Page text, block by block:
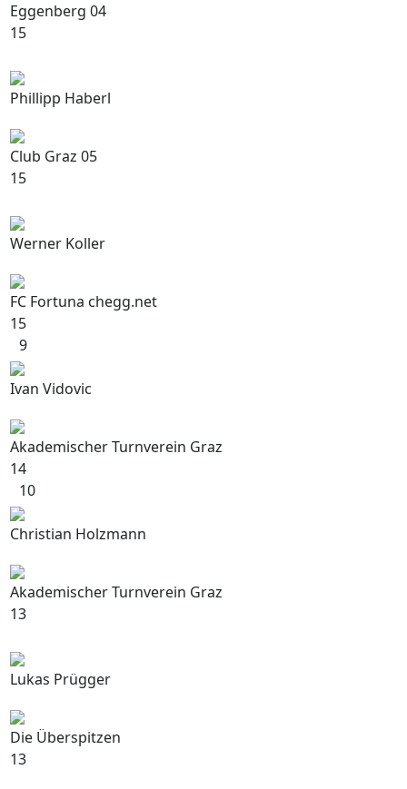
Eggenberg 04
15
Phillipp Haberl
Club Graz 05
15
Werner Koller
FC Fortuna chegg.net
15
9
Ivan Vidovic
Akademischer Turnverein Graz
14
10
Christian Holzmann
Akademischer Turnverein Graz
13
Lukas Prügger
Die Überspitzen
13